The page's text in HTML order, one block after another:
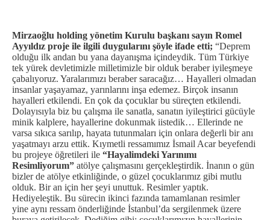
Mirzaoğlu holding yönetim Kurulu başkanı sayın Romel
Ayyıldız proje ile ilgili duygularını şöyle ifade etti; “Deprem
olduğu ilk andan bu yana dayanışma içindeydik. Tüm Türkiye
tek yürek devletimizle milletimizle bir olduk beraber iyileşmeye
çabalıyoruz. Yaralarımızı beraber saracağız… Hayalleri olmadan
insanlar yaşayamaz, yarınlarını inşa edemez. Birçok insanın
hayalleri etkilendi. En çok da çocuklar bu süreçten etkilendi.
Dolayısıyla biz bu çalışma ile sanatla, sanatın iyileştirici gücüyle
minik kalplere, hayallerine dokunmak iistedik… Ellerinde ne
varsa sıkıca sarılıp, hayata tutunmaları için onlara değerli bir anı
yaşatmayı arzu ettik. Kıymetli ressamımız İsmail Acar beyefendi
bu projeye öğretileri ile “Hayalimdeki Yarınımı
Resimliyorum” atölye çalışmasını gerçekleştirdik. İnanın o gün
bizler de atölye etkinliğinde, o güzel çocuklarımız gibi mutlu
olduk. Bir an için her şeyi unuttuk. Resimler yaptık.
Hediyeleştik. Bu sürecin ikinci fazında tamamlanan resimler
yine aynı ressam önderliğinde İstanbul’da sergilenmek üzere